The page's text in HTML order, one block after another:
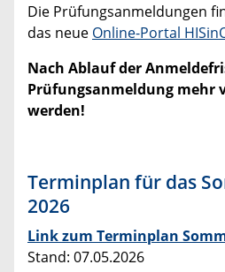
Die Prüfungsanmeldungen
das neue Online-Portal
Nach Ablauf der
Prüfungsanmeldung mehr
werden!
Terminplan für das
2026
Link zum Terminplan
Stand: 07.05.2026